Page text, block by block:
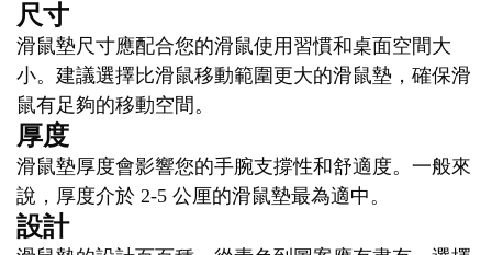
尺寸
滑鼠墊尺寸應配合您的滑鼠使用習慣和桌面空間大
小。建議選擇比滑鼠移動範圍更大的滑鼠墊，確保滑
鼠有足夠的移動空間。
厚度
滑鼠墊厚度會影響您的手腕支撐性和舒適度。一般來
說，厚度介於 2-5 公厘的滑鼠墊最為適中。
設計